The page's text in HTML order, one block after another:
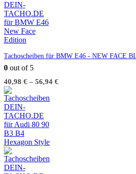
Tachoscheiben für BMW E46 - NEW FACE
0 out of 5
40,98 € – 56,94 €